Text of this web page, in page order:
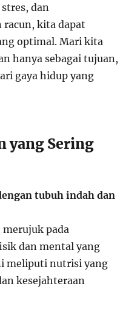
dan
kita dapat
optimal. Mari kita
hanya sebagai tujuan,
gaya hidup yang
yang Sering
tubuh indah dan
pada
dan mental yang
meliputi nutrisi yang
kesejahteraan